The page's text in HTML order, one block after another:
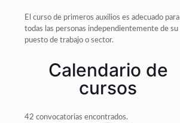
El curso de primeros auxilios es adecuado para
todas las personas independientemente de su
puesto de trabajo o sector.
Calendario de
cursos
42 convocatorias encontrados.